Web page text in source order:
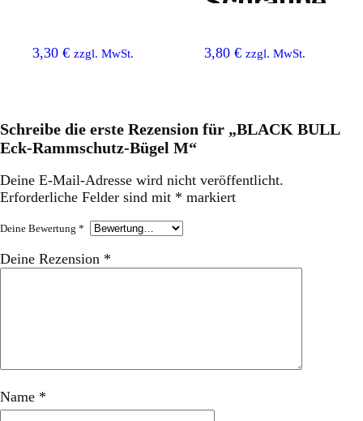
3,30 € zzgl. MwSt. 3,80€ zzgl. MwSt.
Schreibe die erste Rezension für „BLACK BULL
Eck-Rammschutz-Bügel M“
Deine E-Mail-Adresse wird nicht veröffentlicht.
Erforderliche Felder sind mit * markiert
Deine Bewertung *
Deine Rezension *
Name *